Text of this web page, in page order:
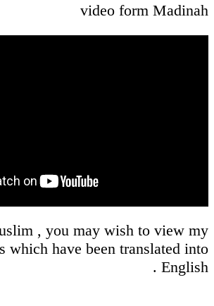
video form Madinah
, you may wish to view my
which have been translated into
English .